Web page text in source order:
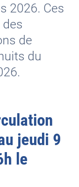
2026. Ces
de
du
jeudi 9
le